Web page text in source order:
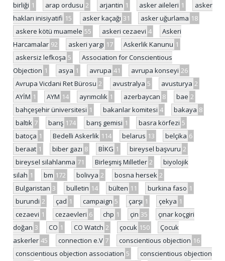
birliği 1 arap ordusu 2 arjantin 1 asker aileleri 1
asker
hakları inisiyatifi 15 asker kaçağı 31 asker uğurlama 18
askere kötü muamele 55 askeri cezaevi 4
Askeri
Harcamalar 92 askeri yargı 17 Askerlik Kanunu 1
askersiz lefkoşa 5
Association for Conscientious
Objection 1 asya 1 avrupa 41 avrupa konseyi 26
Avrupa Vicdani Ret Bürosu 2 avustralya 5 avusturya 2
AYİM 1 AYM 14 ayrımcılık 1 azerbaycan 8 bae 2
bahçeşehir üniversitesi 1 bakanlar komitesi 4 bakaya 8
baltık 7 barış 174 barış gemisi 1 basra körfezi 5
batoça 1 Bedelli Askerlik 114 belarus 13 belçika 6
beraat 1 biber gazı 8 BİKG 1 bireysel başvuru 2
bireysel silahlanma 71 Birleşmiş Milletler 2
biyolojik
silah 1 bm 172 bolivya 2 bosna hersek 2
Bulgaristan 3 bulletin 14 bülten 11 burkina faso 1
burundi 2 çad 1 campaign 5 çarşı 1 çekya 1
cezaevi 1 cezaevleri 6 chp 1 çin 35
çınar koçgiri
doğan 3 CO 1 CO Watch 2 çocuk 150
Çocuk
askerler 45 connection e.V 7 conscientious objection 16
conscientious objection association 5
conscientious objection